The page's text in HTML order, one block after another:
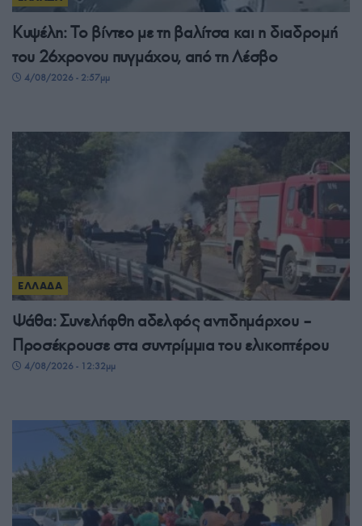
Κυψέλη: Το βίντεο με τη βαλίτσα και η διαδρομή
του 26χρονου πυγμάχου, από τη Λέσβο
4/08/2026 - 2:57μμ
ΕΛΛΑΔΑ
Ψάθα: Συνελήφθη αδελφός αντιδημάρχου –
Προσέκρουσε στα συντρίμμια του ελικοπτέρου
4/08/2026 - 12:32μμ